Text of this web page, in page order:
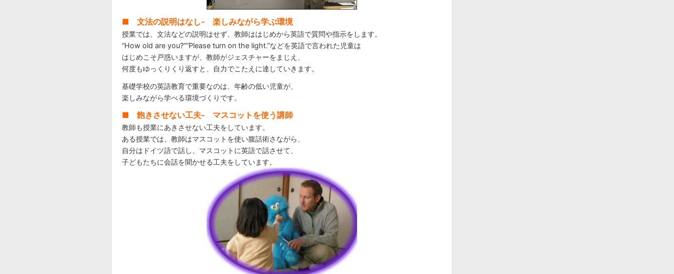
■ 文法の説明はなし- 楽しみながら学ぶ環境
授業では、文法などの説明はせず、教師ははじめから英語で質問や指示をします。
“How old are you?”“Please turn on the light.”などを英語で言われた児童は
はじめこそ戸惑いますが、教師がジェスチャーをまじえ、
何度もゆっくりくり返すと、自力でこたえに達していきます。
基礎学校の英語教育で重要なのは、年齢の低い児童が、
楽しみながら学べる環境づくりです。
■ 飽きさせない工夫- マスコットを使う講師
教師も授業にあきさせない工夫をしています。
ある授業では、教師はマスコットを使い腹話術さながら、
自分はドイツ語で話し、マスコットに英語で話させて、
子どもたちに会話を聞かせる工夫をしています。